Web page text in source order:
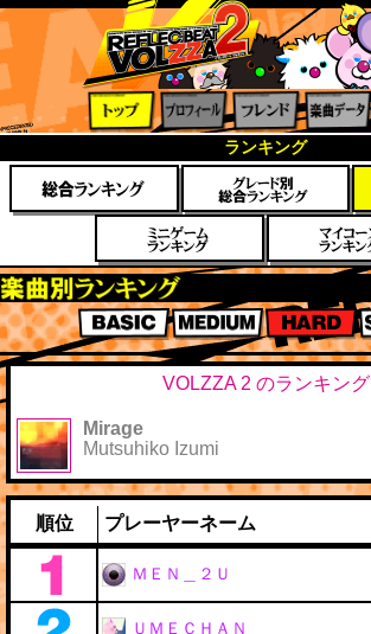
ィール
フレン
ド
楽曲デ
ータ
ランキング
楽曲別スコアランキング
BASIC MEDIUM HARD
VOLZZA 2 のランキング
Mirage
Mutsuhiko Izumi
順位 プレーヤーネーム
ＭＥＮ＿２Ｕ
ＵＭＥＣＨＡＮ